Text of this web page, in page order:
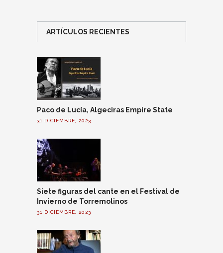
ARTÍCULOS RECIENTES
Paco de Lucía, Algeciras Empire State
31 DICIEMBRE, 2023
Siete figuras del cante en el Festival de
Invierno de Torremolinos
31 DICIEMBRE, 2023